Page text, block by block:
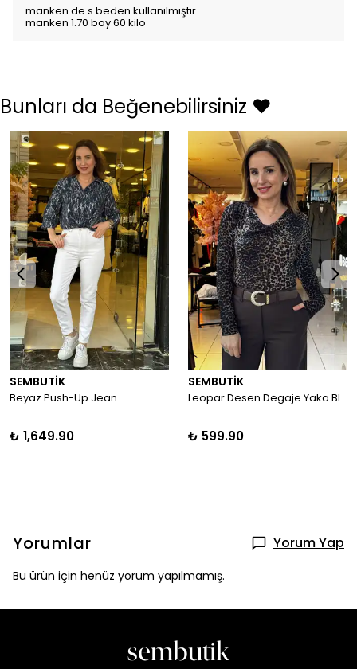
manken de s beden kullanılmıştır
manken 1.70 boy 60 kilo
Bunları da Beğenebilirsiniz ❤️
SEMBUTİK
Beyaz Push-Up Jean
₺ 1,649.90
SEMBUTİK
Leopar Desen Degaje Yaka Bluz
₺ 599.90
Yorumlar Yorum Yap
Bu ürün için henüz yorum yapılmamış.